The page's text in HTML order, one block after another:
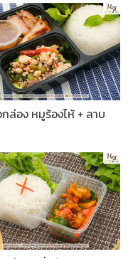
กล่อง หมูร้องไห้ + ลาบ